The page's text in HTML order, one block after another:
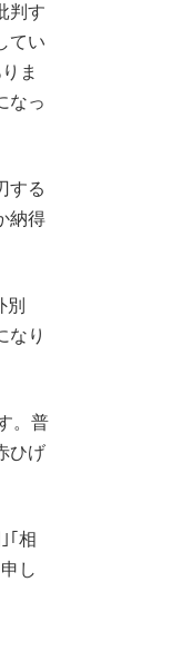
判す
てい
ま
なっ
する
納得
別
なり
。普
ひげ
｢相
し